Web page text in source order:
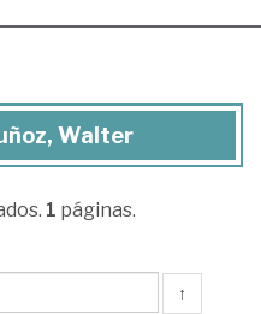
Walter
1 páginas.
↑